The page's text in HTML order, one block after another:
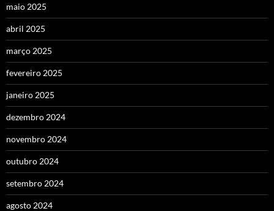
maio 2025
abril 2025
março 2025
fevereiro 2025
janeiro 2025
dezembro 2024
novembro 2024
outubro 2024
setembro 2024
agosto 2024